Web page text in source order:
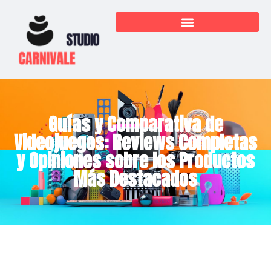
Guías y Comparativa de
Videojuegos: Reviews Completas
y Opiniones sobre los Productos
Más Destacados